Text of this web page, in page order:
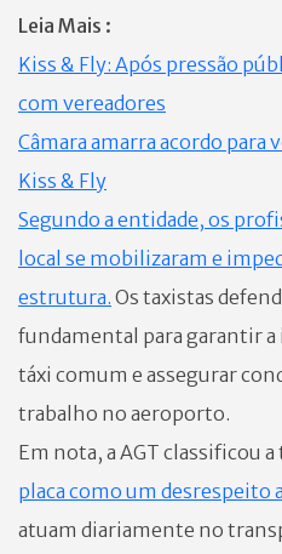
Leia Mais :
Kiss & Fly: Após pressão
com vereadores
Câmara amarra acordo
Kiss & Fly
Segundo a entidade, os
local se mobilizaram e
estrutura. Os taxistas
fundamental para garantir
táxi comum e assegurar
trabalho no aeroporto.
Em nota, a AGT classificou
placa como um desrespeito
atuam diariamente no